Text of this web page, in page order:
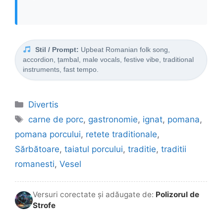
Stil / Prompt: Upbeat Romanian folk song,
accordion, țambal, male vocals, festive vibe, traditional
instruments, fast tempo.
Categorii
Divertis
Etichete
carne de porc, gastronomie, ignat, pomana,
pomana porcului, retete traditionale,
Sărbătoare, taiatul porcului, traditie, traditii
romanesti, Vesel
Versuri corectate și adăugate de: Polizorul de
Strofe